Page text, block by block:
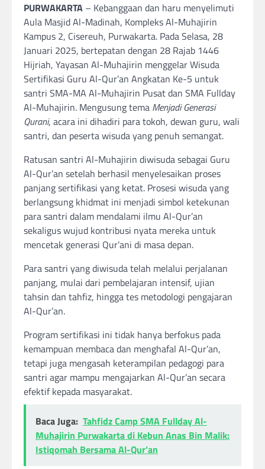
PURWAKARTA – Kebanggaan dan haru menyelimuti
Aula Masjid Al-Madinah, Kompleks Al-Muhajirin
Kampus 2, Cisereuh, Purwakarta. Pada Selasa, 28
Januari 2025, bertepatan dengan 28 Rajab 1446
Hijriah, Yayasan Al-Muhajirin menggelar Wisuda
Sertifikasi Guru Al-Qur’an Angkatan Ke-5 untuk
santri SMA-MA Al-Muhajirin Pusat dan SMA Fullday
Al-Muhajirin. Mengusung tema Menjadi Generasi
Qurani, acara ini dihadiri para tokoh, dewan guru, wali
santri, dan peserta wisuda yang penuh semangat.
Ratusan santri Al-Muhajirin diwisuda sebagai Guru
Al-Qur’an setelah berhasil menyelesaikan proses
panjang sertifikasi yang ketat. Prosesi wisuda yang
berlangsung khidmat ini menjadi simbol ketekunan
para santri dalam mendalami ilmu Al-Qur’an
sekaligus wujud kontribusi nyata mereka untuk
mencetak generasi Qur’ani di masa depan.
Para santri yang diwisuda telah melalui perjalanan
panjang, mulai dari pembelajaran intensif, ujian
tahsin dan tahfiz, hingga tes metodologi pengajaran
Al-Qur’an.
Program sertifikasi ini tidak hanya berfokus pada
kemampuan membaca dan menghafal Al-Qur’an,
tetapi juga mengasah keterampilan pedagogi para
santri agar mampu mengajarkan Al-Qur’an secara
efektif kepada masyarakat.
Baca Juga: Tahfidz Camp SMA Fullday Al-
Muhajirin Purwakarta di Kebun Anas Bin Malik:
Istiqomah Bersama Al-Qur’an